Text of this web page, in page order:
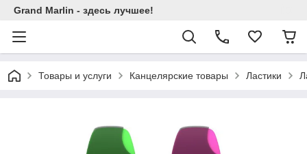
Grand Marlin - здесь лучшее!
Товары и услуги Канцелярские товары Ластики